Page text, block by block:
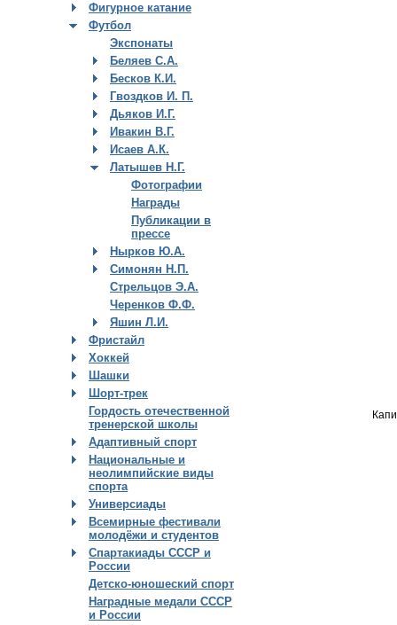
Фигурное катание
Футбол
Экспонаты
Беляев С.А.
Бесков К.И.
Гвоздков И. П.
Дьяков И.Г.
Ивакин В.Г.
Исаев А.К.
Латышев Н.Г.
Фотографии
Награды
Публикации в
прессе
Нырков Ю.А.
Симонян Н.П.
Стрельцов Э.А.
Черенков Ф.Ф.
Яшин Л.И.
Фристайл
Хоккей
Шашки
Шорт-трек
Гордость отечественной
тренерской школы
Адаптивный спорт
Национальные и
неолимпийские виды
спорта
Универсиады
Всемирные фестивали
молодёжи и студентов
Спартакиады СССР и
России
Детско-юношеский спорт
Наградные медали СССР
и России